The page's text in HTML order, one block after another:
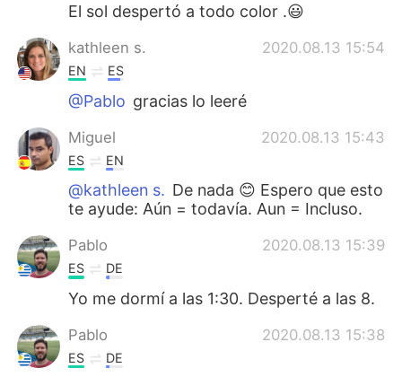
El sol despertó a todo color .😃
kathleen s. 2020.08.13 15:54
EN ES
@Pablo gracias lo leeré
Miguel 2020.08.13 15:43
ES EN
@kathleen s. De nada 😊 Espero que esto
te ayude: Aún = todavía. Aun = Incluso.
Pablo 2020.08.13 15:39
ES DE
Yo me dormí a las 1:30. Desperté a las 8.
Pablo 2020.08.13 15:38
ES DE